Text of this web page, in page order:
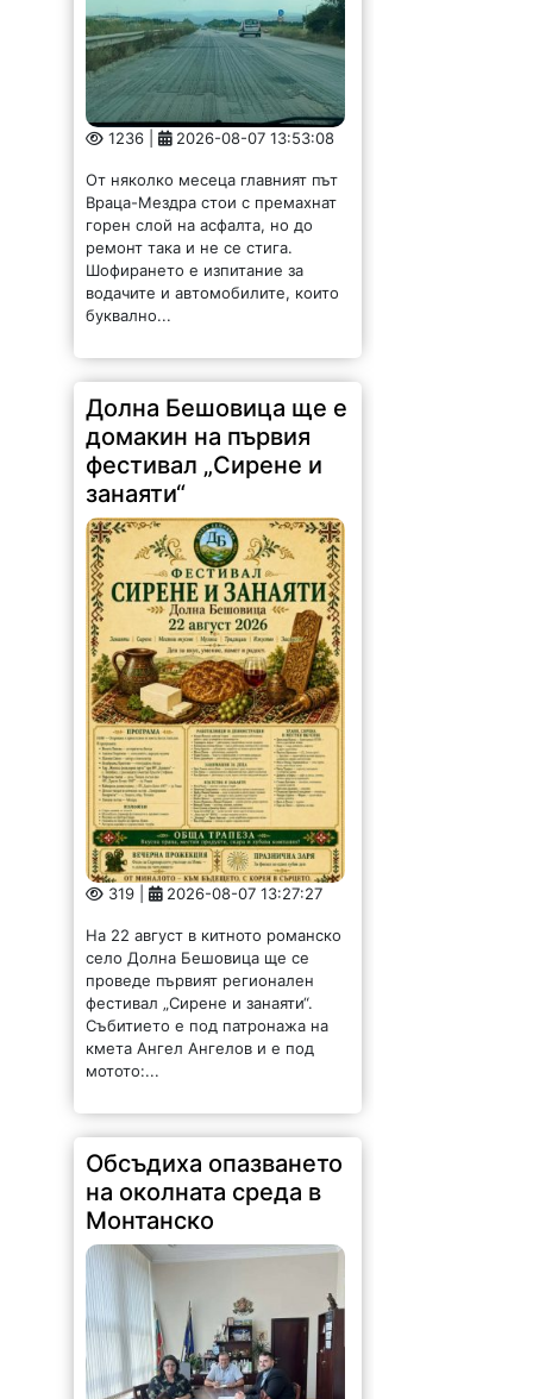
1236 | 2026-08-07 13:53:08
От няколко месеца главният път
Враца-Мездра стои с премахнат
горен слой на асфалта, но до
ремонт така и не се стига.
Шофирането е изпитание за
водачите и автомобилите, които
буквално...
Долна Бешовица ще е
домакин на първия
фестивал „Сирене и
занаяти“
319 | 2026-08-07 13:27:27
На 22 август в китното романско
село Долна Бешовица ще се
проведе първият регионален
фестивал „Сирене и занаяти“.
Събитието е под патронажа на
кмета Ангел Ангелов и е под
мотото:...
Обсъдиха опазването
на околната среда в
Монтанско